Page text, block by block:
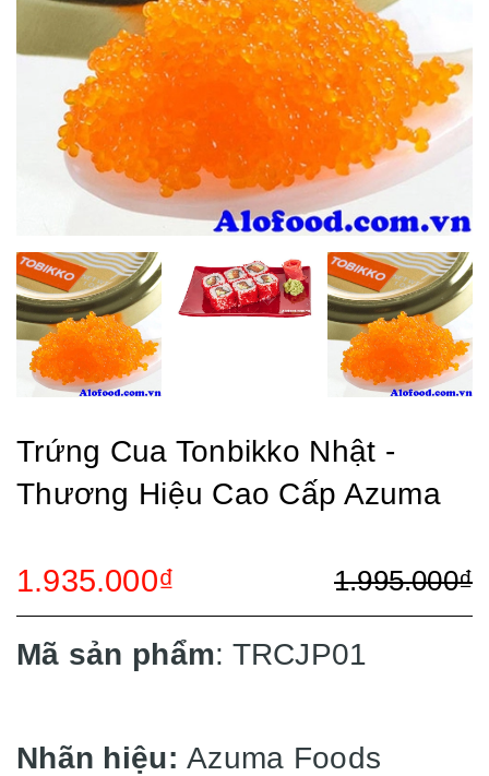
Trứng Cua Tonbikko Nhật -
Thương Hiệu Cao Cấp Azuma
1.935.000₫ 1.995.000₫
Mã sản phẩm: TRCJP01
Nhãn hiệu: Azuma Foods